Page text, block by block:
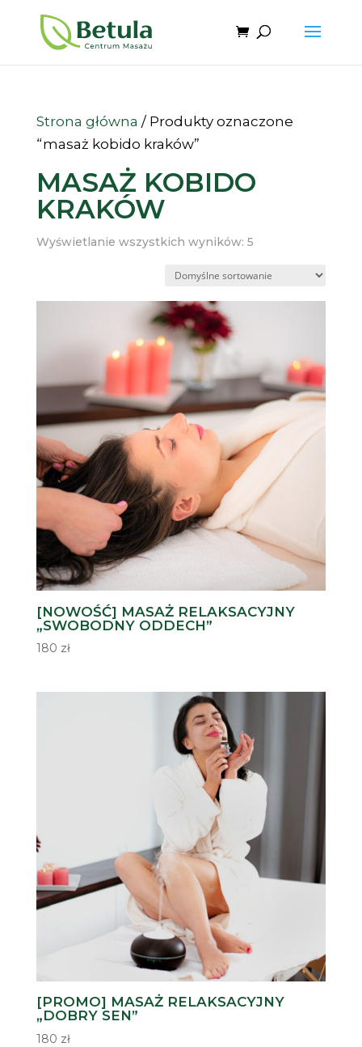
Strona główna / Produkty oznaczone
“masaż kobido kraków”
MASAŻ KOBIDO
KRAKÓW
Wyświetlanie wszystkich wyników: 5
[NOWOŚĆ] MASAŻ RELAKSACYJNY
„SWOBODNY ODDECH”
180 zł
[PROMO] MASAŻ RELAKSACYJNY
„DOBRY SEN”
180 zł